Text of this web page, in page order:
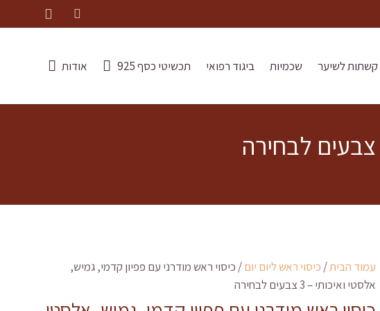
קשתות לשיער שכמיות ביגוד רפואי תכשיטי כסף 925 אודות
עמוד הבית/ כיסוי ראש ליום יום/ כיסוי ראש מודרני עם פפיון קדמי, גמיש,
אלסטי ואיכותי – 3 צבעים לבחירה